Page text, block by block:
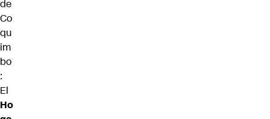
de
Co
qu
im
bo
:
El
Ho